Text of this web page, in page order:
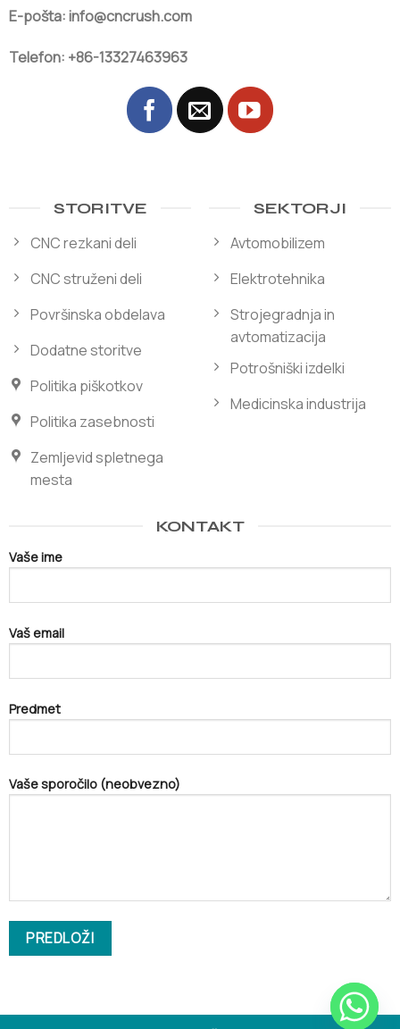
E-pošta: info@cncrush.com
Telefon: +86-13327463963
STORITVE
CNC rezkani deli
CNC struženi deli
Površinska obdelava
Dodatne storitve
Politika piškotkov
Politika zasebnosti
Zemljevid spletnega
mesta
SEKTORJI
Avtomobilizem
Elektrotehnika
Strojegradnja in
avtomatizacija
Potrošniški izdelki
Medicinska industrija
KONTAKT
Vaše ime
Vaš email
Predmet
Vaše sporočilo (neobvezno)